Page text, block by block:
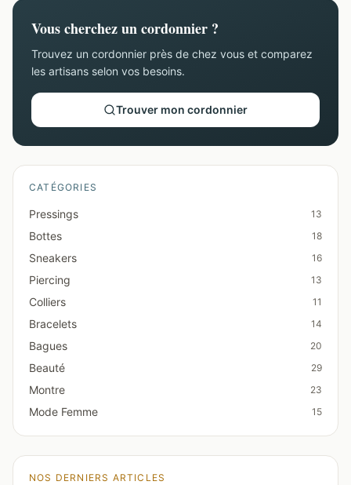
Vous cherchez un cordonnier ?
Trouvez un cordonnier près de chez vous et comparez
les artisans selon vos besoins.
Trouver mon cordonnier
CATÉGORIES
Pressings 13
Bottes 18
Sneakers 16
Piercing 13
Colliers 11
Bracelets 14
Bagues 20
Beauté 29
Montre 23
Mode Femme 15
NOS DERNIERS ARTICLES